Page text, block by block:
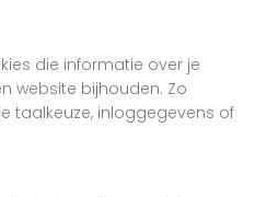
die informatie over je
website bijhouden. Zo
taalkeuze, inloggegevens of